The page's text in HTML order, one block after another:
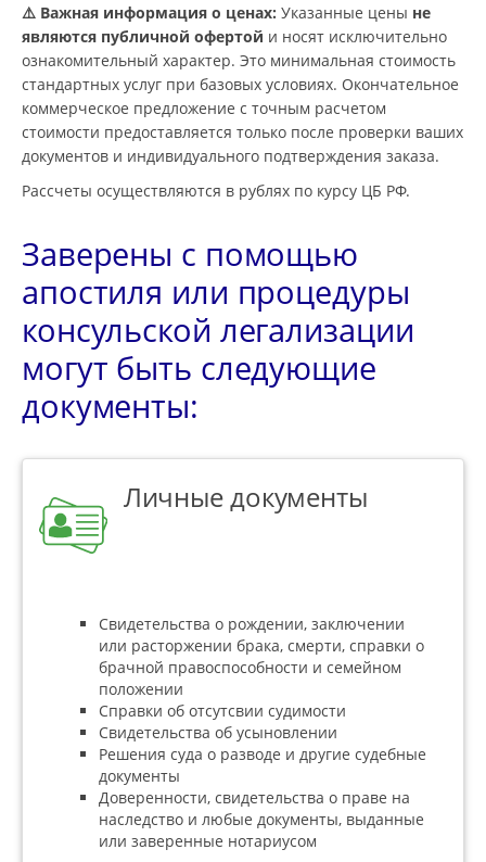
⚠️ Важная информация о ценах: Указанные цены не
являются публичной офертой и носят исключительно
ознакомительный характер. Это минимальная стоимость
стандартных услуг при базовых условиях. Окончательное
коммерческое предложение с точным расчетом
стоимости предоставляется только после проверки ваших
документов и индивидуального подтверждения заказа.
Рассчеты осуществляются в рублях по курсу ЦБ РФ.
Заверены с помощью
апостиля или процедуры
консульской легализации
могут быть следующие
документы:
Личные документы
Свидетельства о рождении, заключении
или расторжении брака, смерти, справки о
брачной правоспособности и семейном
положении
Справки об отсутсвии судимости
Свидетельства об усыновлении
Решения суда о разводе и другие судебные
документы
Доверенности, свидетельства о праве на
наследство и любые документы, выданные
или заверенные нотариусом